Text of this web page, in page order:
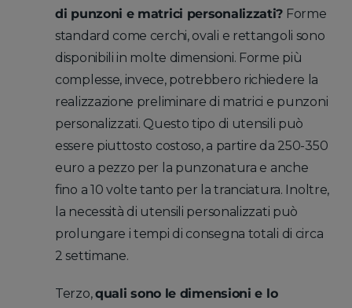
di punzoni e matrici personalizzati? Forme
standard come cerchi, ovali e rettangoli sono
disponibili in molte dimensioni. Forme più
complesse, invece, potrebbero richiedere la
realizzazione preliminare di matrici e punzoni
personalizzati. Questo tipo di utensili può
essere piuttosto costoso, a partire da 250-350
euro a pezzo per la punzonatura e anche
fino a 10 volte tanto per la tranciatura. Inoltre,
la necessità di utensili personalizzati può
prolungare i tempi di consegna totali di circa
2 settimane.
Terzo,quali sono le dimensioni e lo